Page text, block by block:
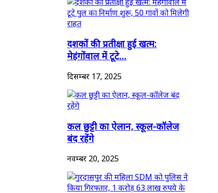
दशकों की प्रतीक्षा हुई खत्म:
मेहंगोंवाल में टूटे...
दिसम्बर 17, 2025
कल छुट्टी का ऐलान, स्कूल-कॉलेज
बंद रहेंगे
नवम्बर 20, 2025